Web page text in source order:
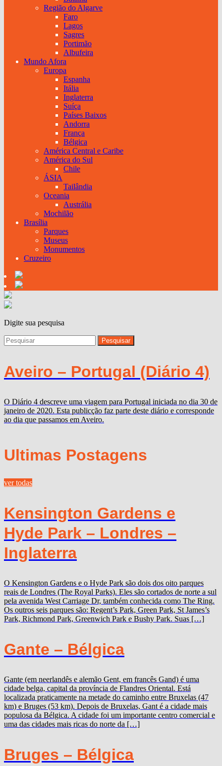
Região do Algarve
Faro
Lagos
Sagres
Portimão
Albufeira
Mundo Afora
Europa
Espanha
Itália
Inglaterra
Suíça
Países Baixos
Andorra
França
Bélgica
América Central e Caribe
América do Sul
Chile
ÁSIA
Tailândia
Oceania
Austrália
Mochilão
Brasília
Parques
Museus
Monumentos
Cruzeiro
Digite sua pesquisa
Aveiro – Portugal (Diário 4)
O Diário 4 descreve uma viagem para Portugal iniciada no dia 30 de
janeiro de 2020. Esta publicção faz parte deste diário e corresponde
ao dia que passamos em Aveiro.
Ultimas Postagens
ver todas
Kensington Gardens e
Hyde Park – Londres –
Inglaterra
O Kensington Gardens e o Hyde Park são dois dos oito parques
reais de Londres (The Royal Parks). Eles são cortados de norte a sul
pela avenida West Carriage Dr, também conhecida como The Ring.
Os outros seis parques são: Regent’s Park, Green Park, St James’s
Park, Richmond Park, Greenwich Park e Bushy Park. Suas […]
Gante – Bélgica
Gante (em neerlandês e alemão Gent, em francês Gand) é uma
cidade belga, capital da província de Flandres Oriental. Está
localizada praticamente na metade do caminho entre Bruxelas (47
km) e Bruges (53 km). Depois de Bruxelas, Gant é a cidade mais
populosa da Bélgica. A cidade foi um importante centro comercial e
uma das cidades mais ricas do norte da […]
Bruges – Bélgica